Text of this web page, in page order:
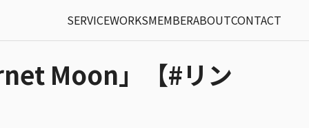
SERVICEWORKSMEMBERABOUTCONTACT
Moon」【#リン